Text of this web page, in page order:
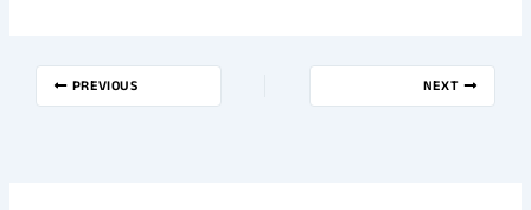
PREVIOUS NEXT